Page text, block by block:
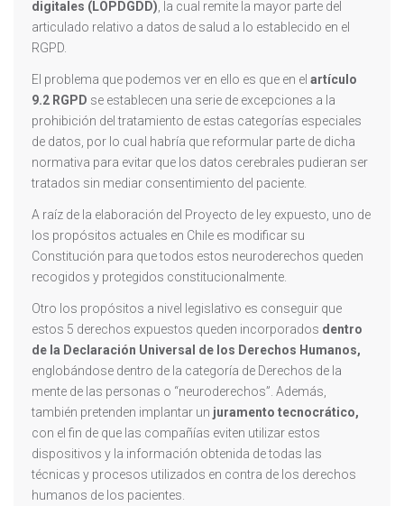
digitales (LOPDGDD), la cual remite la mayor parte del
articulado relativo a datos de salud a lo establecido en el
RGPD.
El problema que podemos ver en ello es que en el artículo
9.2 RGPD se establecen una serie de excepciones a la
prohibición del tratamiento de estas categorías especiales
de datos, por lo cual habría que reformular parte de dicha
normativa para evitar que los datos cerebrales pudieran ser
tratados sin mediar consentimiento del paciente.
A raíz de la elaboración del Proyecto de ley expuesto, uno de
los propósitos actuales en Chile es modificar su
Constitución para que todos estos neuroderechos queden
recogidos y protegidos constitucionalmente.
Otro los propósitos a nivel legislativo es conseguir que
estos 5 derechos expuestos queden incorporados dentro
de la Declaración Universal de los Derechos Humanos,
englobándose dentro de la categoría de Derechos de la
mente de las personas o “neuroderechos”. Además,
también pretenden implantar un juramento tecnocrático,
con el fin de que las compañías eviten utilizar estos
dispositivos y la información obtenida de todas las
técnicas y procesos utilizados en contra de los derechos
humanos de los pacientes.